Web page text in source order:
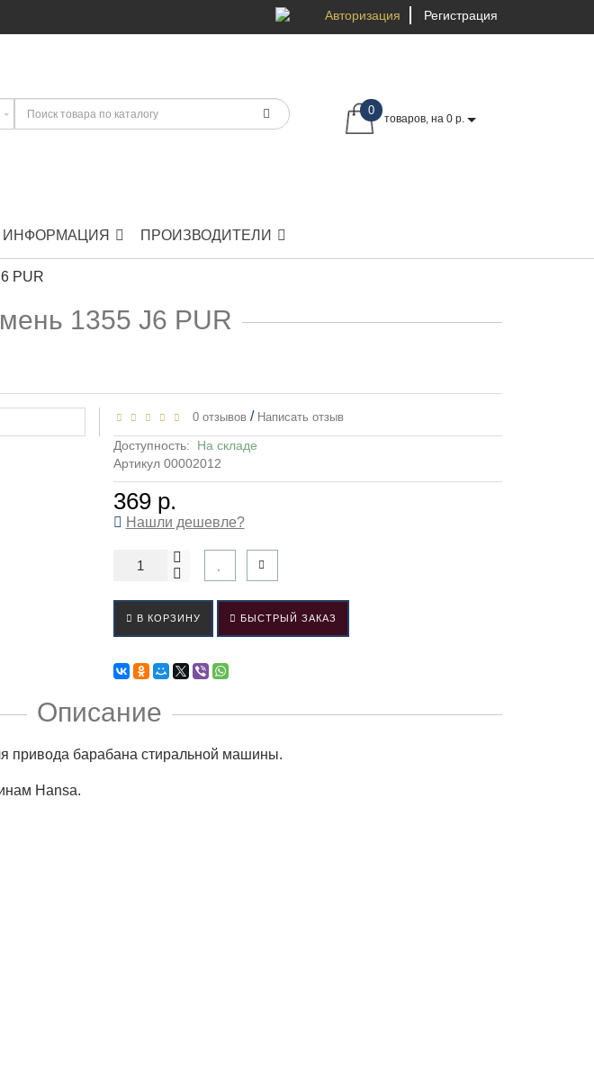
Авторизация Регистрация
0
товаров, на 0 р.
ИНФОРМАЦИЯ ПРОИЗВОДИТЕЛИ
PUR
1355 J6 PUR
0 отзывов / Написать отзыв
Доступность: На складе
Артикул 00002012
369 р.
Нашли дешевле?
В КОРЗИНУ БЫСТРЫЙ ЗАКАЗ
Описание
привода барабана стиральной машины.
Hansa.